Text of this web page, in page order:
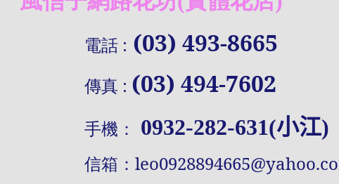
電話 : (03) 493-8665
傳真 : (03) 494-7602
手機： 0932-282-631(小江)
信箱：